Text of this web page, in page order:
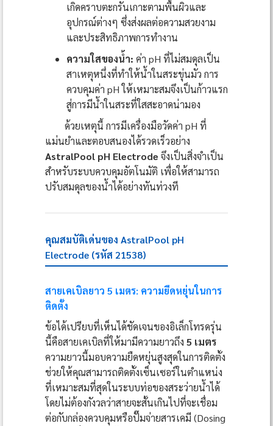
เกิดคราบตะกรันเกาะตามพื้นผิวและ
อุปกรณ์ต่างๆ ซึ่งส่งผลต่อความสวยงาม
และประสิทธิภาพการทำงาน
ความใสของน้ำ: ค่า pH ที่ไม่สมดุลเป็น
สาเหตุหนึ่งที่ทำให้น้ำในสระขุ่นมัว การ
ควบคุมค่า pH ให้เหมาะสมจึงเป็นก้าวแรก
สู่การมีน้ำในสระที่ใสสะอาดน่ามอง
ด้วยเหตุนี้ การมีเครื่องมือวัดค่า pH ที่
แม่นยำและตอบสนองได้รวดเร็วอย่าง
AstralPool pH Electrode จึงเป็นสิ่งจำเป็น
สำหรับระบบควบคุมอัตโนมัติ เพื่อให้สามารถ
ปรับสมดุลของน้ำได้อย่างทันท่วงที
คุณสมบัติเด่นของ AstralPool pH
Electrode (รหัส 21538)
สายเคเบิลยาว 5 เมตร: ความยืดหยุ่นในการ
ติดตั้ง
ข้อได้เปรียบที่เห็นได้ชัดเจนของอิเล็กโทรดรุ่น
นี้คือสายเคเบิลที่ให้มามีความยาวถึง 5 เมตร
ความยาวนี้มอบความยืดหยุ่นสูงสุดในการติดตั้ง
ช่วยให้คุณสามารถติดตั้งเซ็นเซอร์ในตำแหน่ง
ที่เหมาะสมที่สุดในระบบท่อของสระว่ายน้ำได้
โดยไม่ต้องกังวลว่าสายจะสั้นเกินไปที่จะเชื่อม
ต่อกับกล่องควบคุมหรือปั๊มจ่ายสารเคมี (Dosing